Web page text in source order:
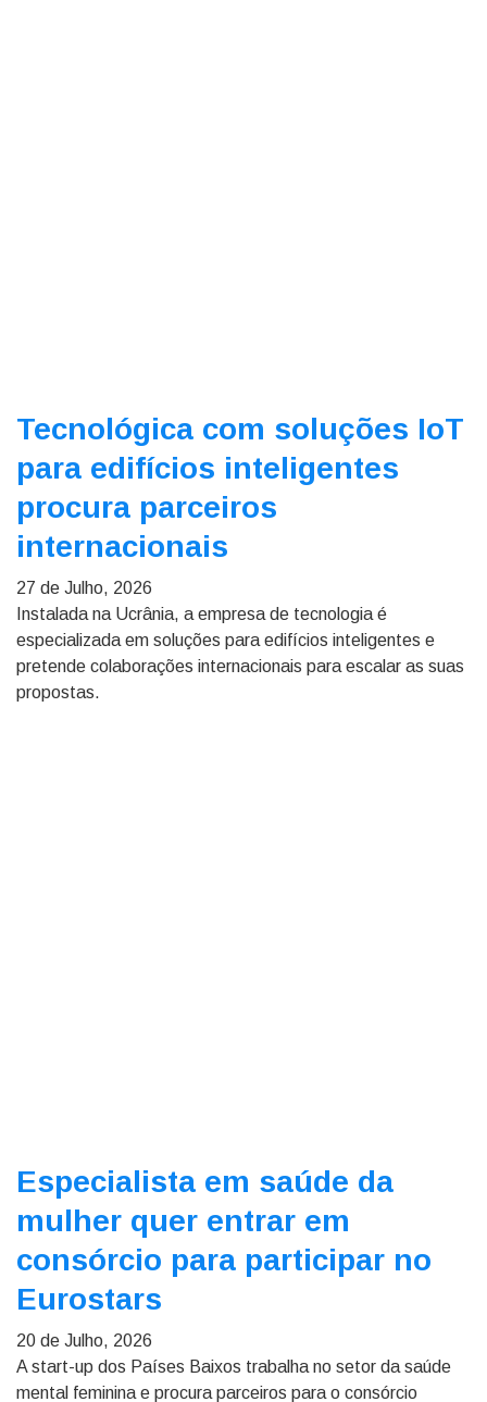
Tecnológica com soluções IoT
para edifícios inteligentes
procura parceiros
internacionais
27 de Julho, 2026
Instalada na Ucrânia, a empresa de tecnologia é
especializada em soluções para edifícios inteligentes e
pretende colaborações internacionais para escalar as suas
propostas.
Especialista em saúde da
mulher quer entrar em
consórcio para participar no
Eurostars
20 de Julho, 2026
A start-up dos Países Baixos trabalha no setor da saúde
mental feminina e procura parceiros para o consórcio